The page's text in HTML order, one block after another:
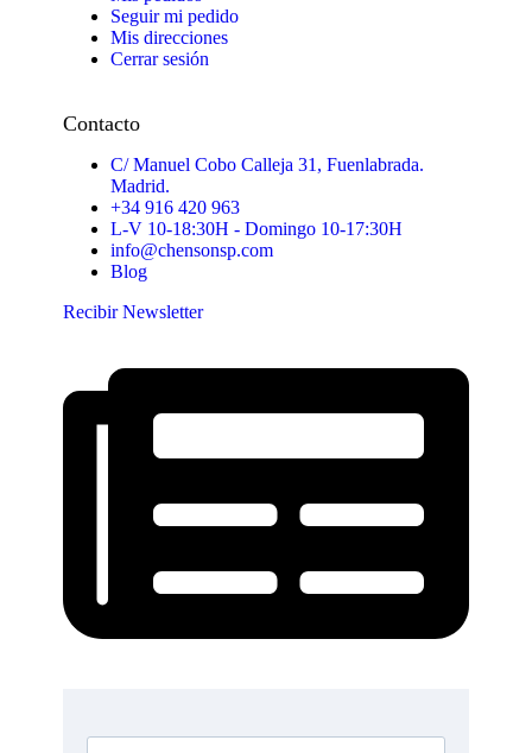
Seguir mi pedido
Mis direcciones
Cerrar sesión
Contacto
C/ Manuel Cobo Calleja 31, Fuenlabrada.
Madrid.
+34 916 420 963
L-V 10-18:30H - Domingo 10-17:30H
info@chensonsp.com
Blog
Recibir Newsletter